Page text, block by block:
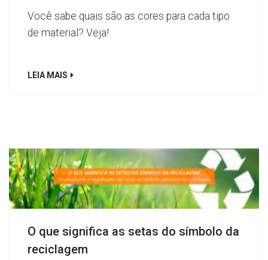
Você sabe quais são as cores para cada tipo
de material? Veja!
LEIA MAIS
O que significa as setas do símbolo da
reciclagem